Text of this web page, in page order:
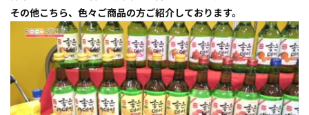
その他こちら、色々ご商品の方ご紹介しております。